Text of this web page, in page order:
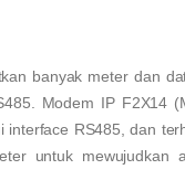
banyak meter dan
Modem IP F2X14
RS485, dan
untuk mewujudkan